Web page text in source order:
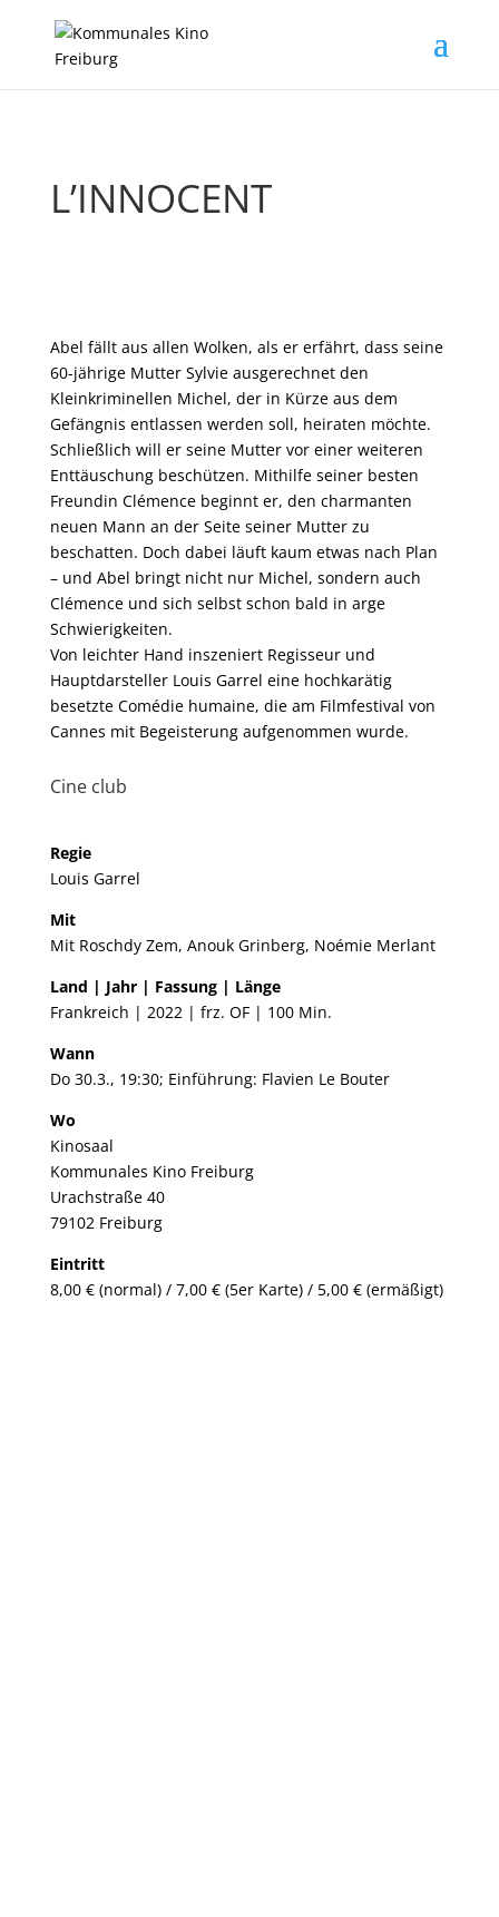
L’INNOCENT
Abel fällt aus allen Wolken, als er erfährt, dass seine
60-jährige Mutter Sylvie ausgerechnet den
Kleinkriminellen Michel, der in Kürze aus dem
Gefängnis entlassen werden soll, heiraten möchte.
Schließlich will er seine Mutter vor einer weiteren
Enttäuschung beschützen. Mithilfe seiner besten
Freundin Clémence beginnt er, den charmanten
neuen Mann an der Seite seiner Mutter zu
beschatten. Doch dabei läuft kaum etwas nach Plan
– und Abel bringt nicht nur Michel, sondern auch
Clémence und sich selbst schon bald in arge
Schwierigkeiten.
Von leichter Hand inszeniert Regisseur und
Hauptdarsteller Louis Garrel eine hochkarätig
besetzte Comédie humaine, die am Filmfestival von
Cannes mit Begeisterung aufgenommen wurde.
Cine club
Regie
Louis Garrel
Mit
Mit Roschdy Zem, Anouk Grinberg, Noémie Merlant
Land | Jahr | Fassung | Länge
Frankreich | 2022 | frz. OF | 100 Min.
Wann
Do 30.3., 19:30; Einführung: Flavien Le Bouter
Wo
Kinosaal
Kommunales Kino Freiburg
Urachstraße 40
79102 Freiburg
Eintritt
8,00 € (normal) / 7,00 € (5er Karte) / 5,00 € (ermäßigt)